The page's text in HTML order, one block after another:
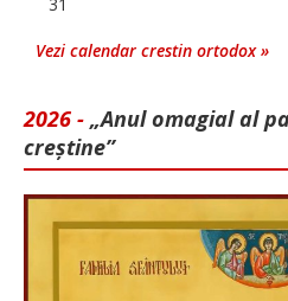
Vezi calendar crestin ortodox »
2026 - „Anul omagial al
creștine”